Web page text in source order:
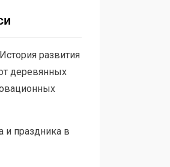
развития
деревянных
и праздника в